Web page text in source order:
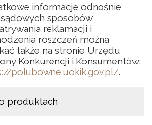
informacje odnośnie
sposobów
reklamacji i
roszczeń można
także na stronie Urzędu
Konkurencji i Konsumentów:
polubowne.uokik.gov.pl/.
produktach